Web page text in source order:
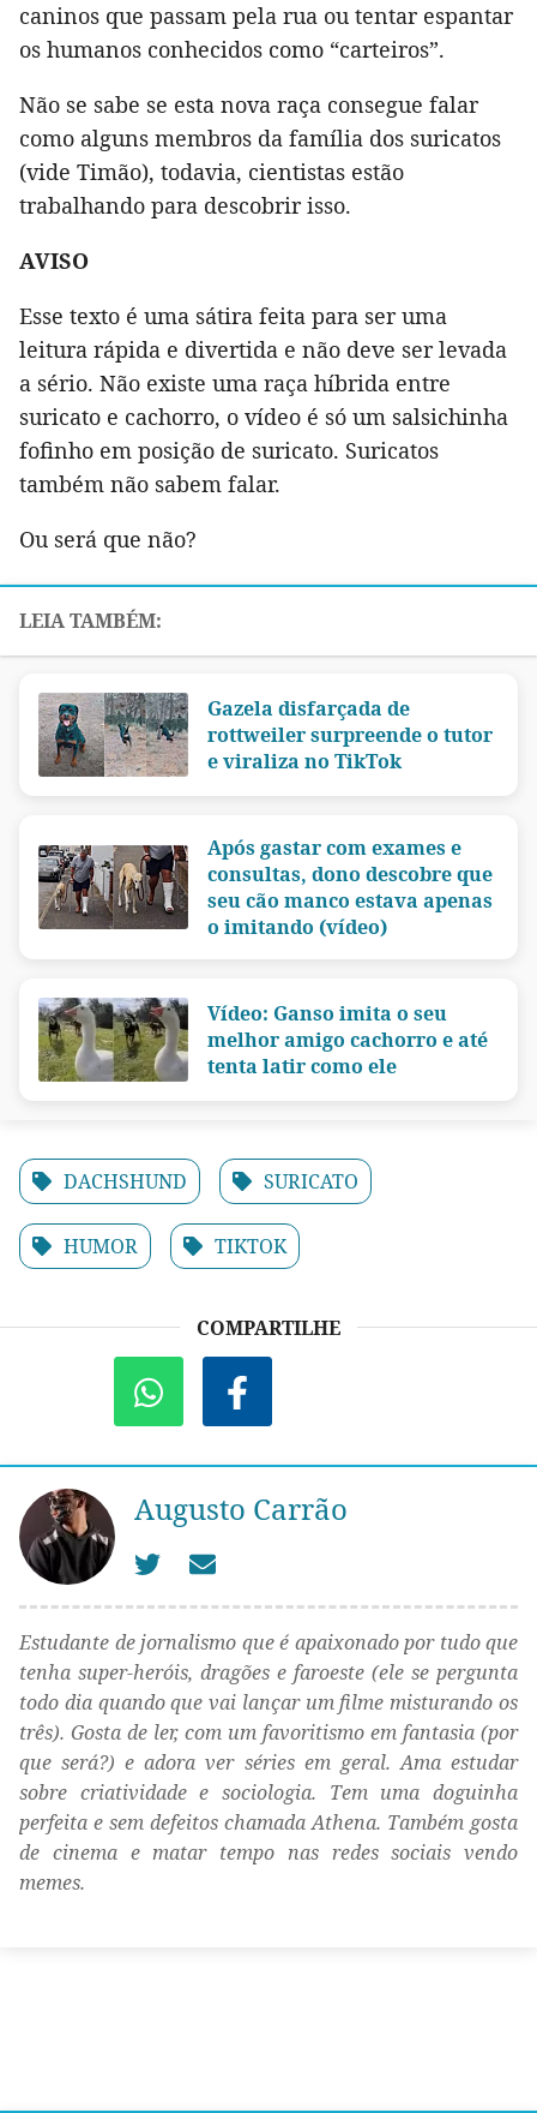
caninos que passam pela rua ou tentar espantar
os humanos conhecidos como “carteiros”.
Não se sabe se esta nova raça consegue falar
como alguns membros da família dos suricatos
(vide Timão), todavia, cientistas estão
trabalhando para descobrir isso.
AVISO
Esse texto é uma sátira feita para ser uma
leitura rápida e divertida e não deve ser levada
a sério. Não existe uma raça híbrida entre
suricato e cachorro, o vídeo é só um salsichinha
fofinho em posição de suricato. Suricatos
também não sabem falar.
Ou será que não?
Gazela disfarçada de
rottweiler surpreende o tutor
e viraliza no TikTok
Após gastar com exames e
consultas, dono descobre que
seu cão manco estava apenas
o imitando (vídeo)
Vídeo: Ganso imita o seu
melhor amigo cachorro e até
tenta latir como ele
DACHSHUND SURICATO
HUMOR TIKTOK
COMPARTILHE
Augusto Carrão
Estudante de jornalismo que é apaixonado por tudo que
tenha super-heróis, dragões e faroeste (ele se pergunta
todo dia quando que vai lançar um filme misturando os
três). Gosta de ler, com um favoritismo em fantasia (por
que será?) e adora ver séries em geral. Ama estudar
sobre criatividade e sociologia. Tem uma doguinha
perfeita e sem defeitos chamada Athena. Também gosta
de cinema e matar tempo nas redes sociais vendo
memes.